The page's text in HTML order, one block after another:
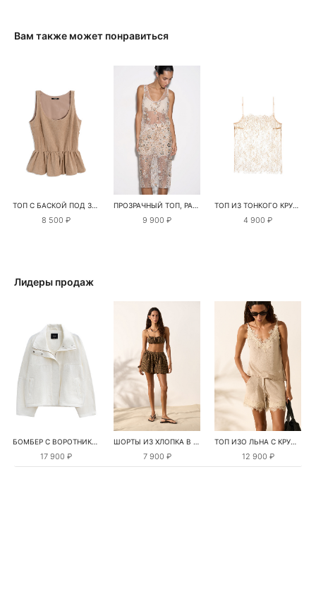
Вам также может понравиться
ТОП С БАСКОЙ ПОД ЗАМШУ
8 500 ₽
ПРОЗРАЧНЫЙ ТОП, РАСШИТЫЙ БИСЕРОМ
9 900 ₽
ТОП ИЗ ТОНКОГО КРУЖЕВА
4 900 ₽
Лидеры продаж
БОМБЕР С ВОРОТНИКОМ-СТОЙКОЙ
17 900 ₽
ШОРТЫ ИЗ ХЛОПКА В КЛЕТКУ
7 900 ₽
ТОП ИЗО ЛЬНА С КРУЖЕВОМ
12 900 ₽